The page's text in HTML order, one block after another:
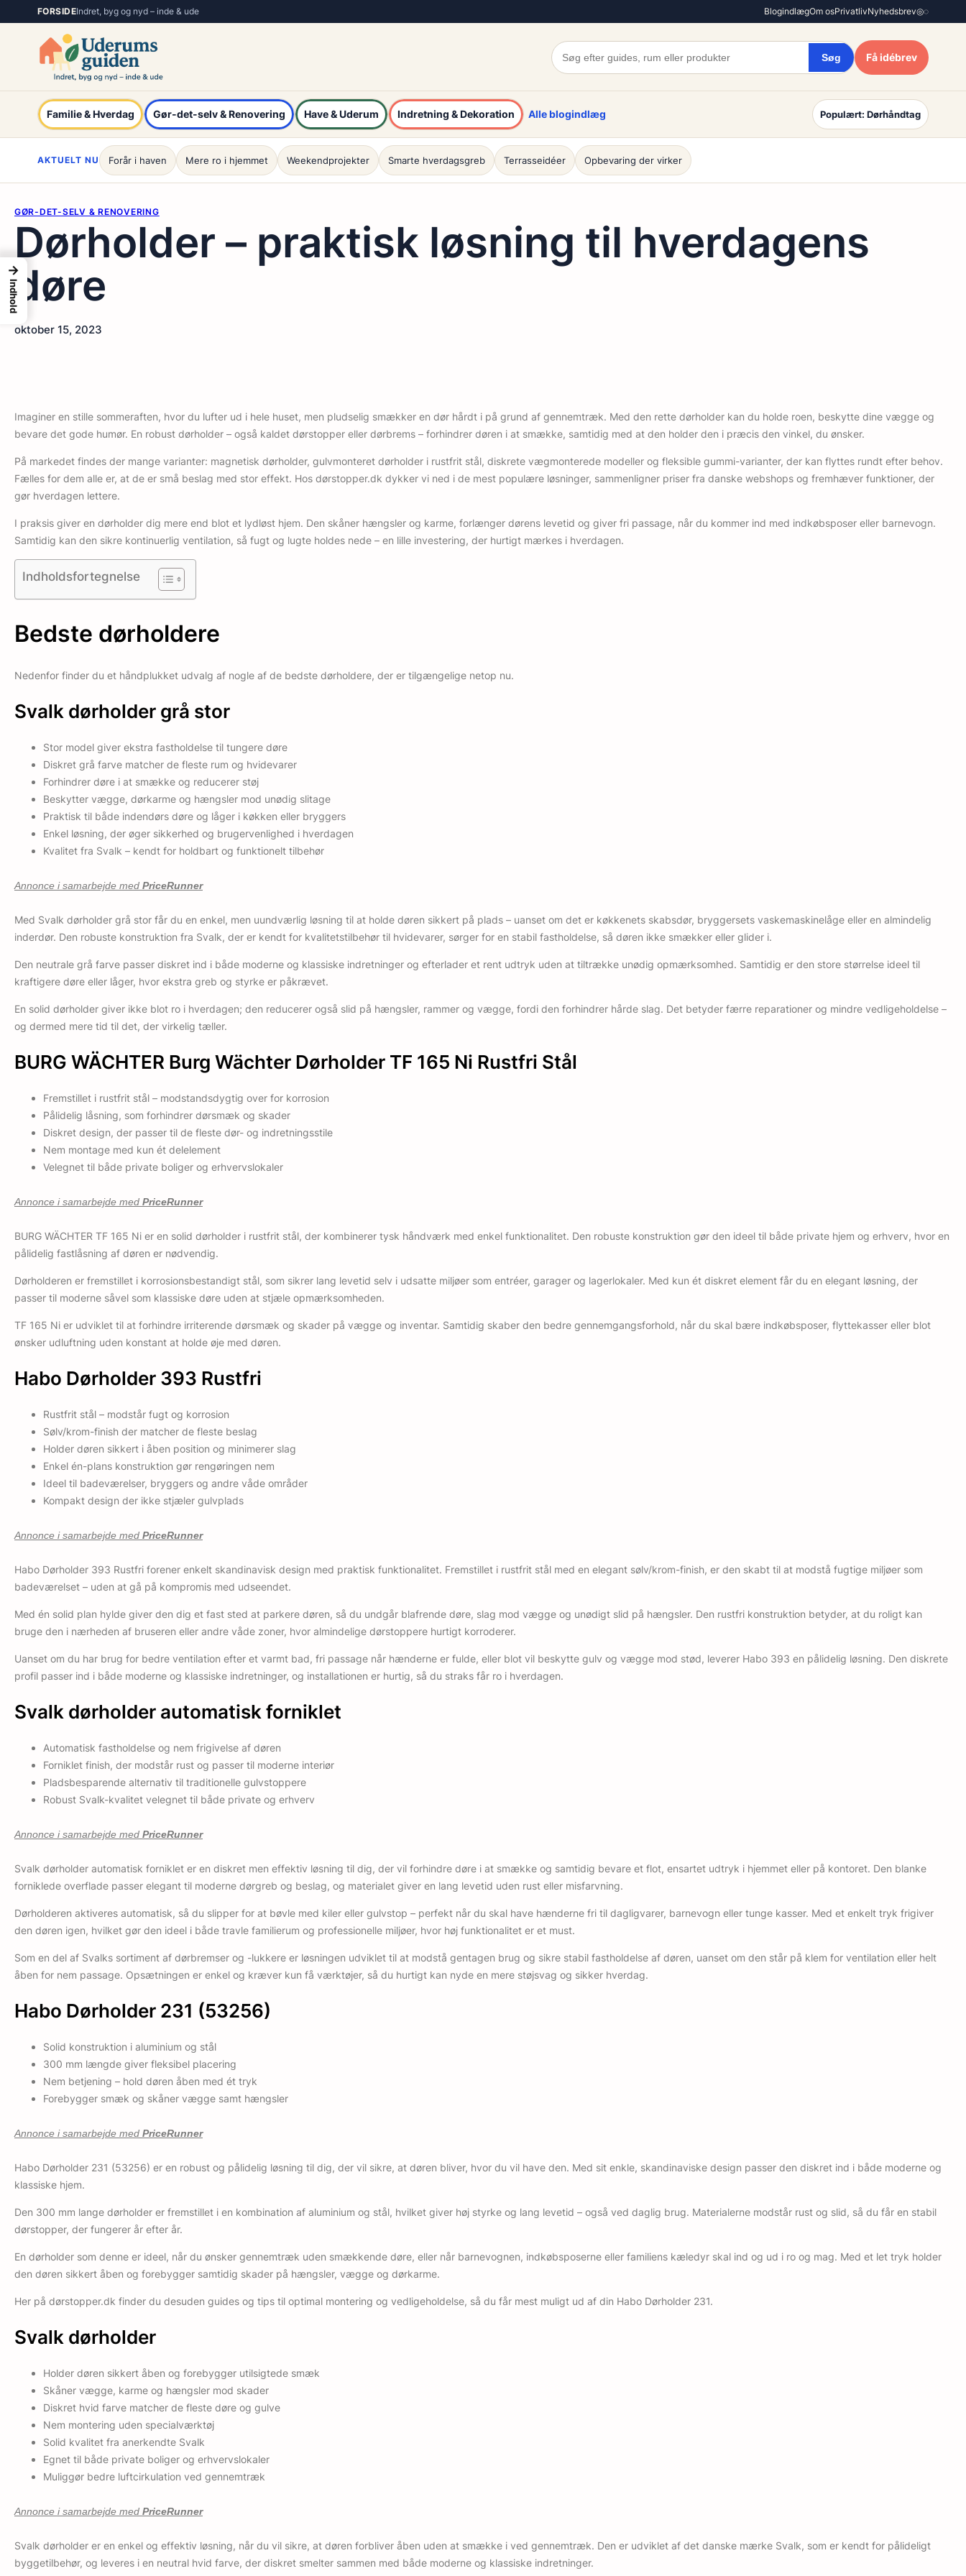
til
FORSIDEIndret, byg og nyd – inde & ude BlogindlægOm osPrivatlivNyhedsbrev◎◌
Søg Få idébrev
Familie & Hverdag Gør-det-selv & Renovering Have & Uderum Indretning & Dekoration Alle blogindlæg Populært: Dørhåndtag
AKTUELT NU Forår i haven Mere ro i hjemmet Weekendprojekter Smarte hverdagsgreb Terrasseidéer Opbevaring der virker
GØR-DET-SELV & RENOVERING
Dørholder – praktisk løsning til hverdagens
døre
oktober 15, 2023
Imaginer en stille sommeraften, hvor du lufter ud i hele huset, men pludselig smækker en dør hårdt i på grund af gennemtræk. Med den rette dørholder kan du holde roen, beskytte dine vægge og
bevare det gode humør. En robust dørholder – også kaldet dørstopper eller dørbrems – forhindrer døren i at smække, samtidig med at den holder den i præcis den vinkel, du ønsker.
På markedet findes der mange varianter: magnetisk dørholder, gulvmonteret dørholder i rustfrit stål, diskrete vægmonterede modeller og fleksible gummi-varianter, der kan flyttes rundt efter behov.
Fælles for dem alle er, at de er små beslag med stor effekt. Hos dørstopper.dk dykker vi ned i de mest populære løsninger, sammenligner priser fra danske webshops og fremhæver funktioner, der
gør hverdagen lettere.
I praksis giver en dørholder dig mere end blot et lydløst hjem. Den skåner hængsler og karme, forlænger dørens levetid og giver fri passage, når du kommer ind med indkøbsposer eller barnevogn.
Samtidig kan den sikre kontinuerlig ventilation, så fugt og lugte holdes nede – en lille investering, der hurtigt mærkes i hverdagen.
Indholdsfortegnelse
Bedste dørholdere
Nedenfor finder du et håndplukket udvalg af nogle af de bedste dørholdere, der er tilgængelige netop nu.
Svalk dørholder grå stor
Stor model giver ekstra fastholdelse til tungere døre
Diskret grå farve matcher de fleste rum og hvidevarer
Forhindrer døre i at smække og reducerer støj
Beskytter vægge, dørkarme og hængsler mod unødig slitage
Praktisk til både indendørs døre og låger i køkken eller bryggers
Enkel løsning, der øger sikkerhed og brugervenlighed i hverdagen
Kvalitet fra Svalk – kendt for holdbart og funktionelt tilbehør
Annonce i samarbejde med PriceRunner
Med Svalk dørholder grå stor får du en enkel, men uundværlig løsning til at holde døren sikkert på plads – uanset om det er køkkenets skabsdør, bryggersets vaskemaskinelåge eller en almindelig
inderdør. Den robuste konstruktion fra Svalk, der er kendt for kvalitets­tilbehør til hvidevarer, sørger for en stabil fastholdelse, så døren ikke smækker eller glider i.
Den neutrale grå farve passer diskret ind i både moderne og klassiske indretninger og efterlader et rent udtryk uden at tiltrække unødig opmærksomhed. Samtidig er den store størrelse ideel til
kraftigere døre eller låger, hvor ekstra greb og styrke er påkrævet.
En solid dørholder giver ikke blot ro i hverdagen; den reducerer også slid på hængsler, rammer og vægge, fordi den forhindrer hårde slag. Det betyder færre reparationer og mindre vedligeholdelse –
og dermed mere tid til det, der virkelig tæller.
BURG WÄCHTER Burg Wächter Dørholder TF 165 Ni Rustfri Stål
Fremstillet i rustfrit stål – modstandsdygtig over for korrosion
Pålidelig låsning, som forhindrer dørsmæk og skader
Diskret design, der passer til de fleste dør- og indretningsstile
Nem montage med kun ét delelement
Velegnet til både private boliger og erhvervslokaler
Annonce i samarbejde med PriceRunner
BURG WÄCHTER TF 165 Ni er en solid dørholder i rustfrit stål, der kombinerer tysk håndværk med enkel funktionalitet. Den robuste konstruktion gør den ideel til både private hjem og erhverv, hvor en
pålidelig fastlåsning af døren er nødvendig.
Dørholderen er fremstillet i korrosionsbestandigt stål, som sikrer lang levetid selv i udsatte miljøer som entréer, garager og lagerlokaler. Med kun ét diskret element får du en elegant løsning, der
passer til moderne såvel som klassiske døre uden at stjæle opmærksomheden.
TF 165 Ni er udviklet til at forhindre irriterende dørsmæk og skader på vægge og inventar. Samtidig skaber den bedre gennemgangsforhold, når du skal bære indkøbsposer, flyttekasser eller blot
ønsker udluftning uden konstant at holde øje med døren.
Habo Dørholder 393 Rustfri
Rustfrit stål – modstår fugt og korrosion
Sølv/krom-finish der matcher de fleste beslag
Holder døren sikkert i åben position og minimerer slag
Enkel én-plans konstruktion gør rengøringen nem
Ideel til badeværelser, bryggers og andre våde områder
Kompakt design der ikke stjæler gulvplads
Annonce i samarbejde med PriceRunner
Habo Dørholder 393 Rustfri forener enkelt skandinavisk design med praktisk funktionalitet. Fremstillet i rustfrit stål med en elegant sølv/krom-finish, er den skabt til at modstå fugtige miljøer som
badeværelset – uden at gå på kompromis med udseendet.
Med én solid plan hylde giver den dig et fast sted at parkere døren, så du undgår blafrende døre, slag mod vægge og unødigt slid på hængsler. Den rustfri konstruktion betyder, at du roligt kan
bruge den i nærheden af bruseren eller andre våde zoner, hvor almindelige dørstoppere hurtigt korroderer.
Uanset om du har brug for bedre ventilation efter et varmt bad, fri passage når hænderne er fulde, eller blot vil beskytte gulv og vægge mod stød, leverer Habo 393 en pålidelig løsning. Den diskrete
profil passer ind i både moderne og klassiske indretninger, og installationen er hurtig, så du straks får ro i hverdagen.
Svalk dørholder automatisk forniklet
Automatisk fastholdelse og nem frigivelse af døren
Forniklet finish, der modstår rust og passer til moderne interiør
Pladsbesparende alternativ til traditionelle gulvstoppere
Robust Svalk-kvalitet velegnet til både private og erhverv
Annonce i samarbejde med PriceRunner
Svalk dørholder automatisk forniklet er en diskret men effektiv løsning til dig, der vil forhindre døre i at smække og samtidig bevare et flot, ensartet udtryk i hjemmet eller på kontoret. Den blanke
forniklede overflade passer elegant til moderne dørgreb og beslag, og materialet giver en lang levetid uden rust eller misfarvning.
Dørholderen aktiveres automatisk, så du slipper for at bøvle med kiler eller gulvstop – perfekt når du skal have hænderne fri til dagligvarer, barnevogn eller tunge kasser. Med et enkelt tryk frigiver
den døren igen, hvilket gør den ideel i både travle familierum og professionelle miljøer, hvor høj funktionalitet er et must.
Som en del af Svalks sortiment af dørbremser og -lukkere er løsningen udviklet til at modstå gentagen brug og sikre stabil fastholdelse af døren, uanset om den står på klem for ventilation eller helt
åben for nem passage. Opsætningen er enkel og kræver kun få værktøjer, så du hurtigt kan nyde en mere støjsvag og sikker hverdag.
Habo Dørholder 231 (53256)
Solid konstruktion i aluminium og stål
300 mm længde giver fleksibel placering
Nem betjening – hold døren åben med ét tryk
Forebygger smæk og skåner vægge samt hængsler
Annonce i samarbejde med PriceRunner
Habo Dørholder 231 (53256) er en robust og pålidelig løsning til dig, der vil sikre, at døren bliver, hvor du vil have den. Med sit enkle, skandinaviske design passer den diskret ind i både moderne og
klassiske hjem.
Den 300 mm lange dørholder er fremstillet i en kombination af aluminium og stål, hvilket giver høj styrke og lang levetid – også ved daglig brug. Materialerne modstår rust og slid, så du får en stabil
dørstopper, der fungerer år efter år.
En dørholder som denne er ideel, når du ønsker gennemtræk uden smækkende døre, eller når barnevognen, indkøbsposerne eller familiens kæledyr skal ind og ud i ro og mag. Med et let tryk holder
den døren sikkert åben og forebygger samtidig skader på hængsler, vægge og dørkarme.
Her på dørstopper.dk finder du desuden guides og tips til optimal montering og vedligeholdelse, så du får mest muligt ud af din Habo Dørholder 231.
Svalk dørholder
Holder døren sikkert åben og forebygger utilsigtede smæk
Skåner vægge, karme og hængsler mod skader
Diskret hvid farve matcher de fleste døre og gulve
Nem montering uden specialværktøj
Solid kvalitet fra anerkendte Svalk
Egnet til både private boliger og erhvervslokaler
Muliggør bedre luftcirkulation ved gennemtræk
Annonce i samarbejde med PriceRunner
Svalk dørholder er en enkel og effektiv løsning, når du vil sikre, at døren forbliver åben uden at smække i ved gennemtræk. Den er udviklet af det danske mærke Svalk, som er kendt for pålideligt
byggetilbehør, og leveres i en neutral hvid farve, der diskret smelter sammen med både moderne og klassiske indretninger.
→
Indhold